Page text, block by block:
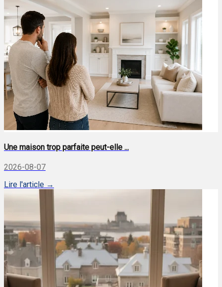
Une maison trop parfaite peut-elle ...
2026-08-07
Lire l'article →